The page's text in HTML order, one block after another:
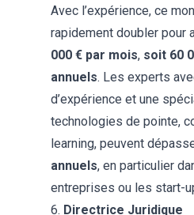
Avec l’expérience, ce
rapidement doubler pour
000 € par mois, soit 60
annuels. Les experts
d’expérience et une
technologies de pointe,
learning, peuvent
annuels, en particulier
entreprises ou les start-
6. Directrice Juridique